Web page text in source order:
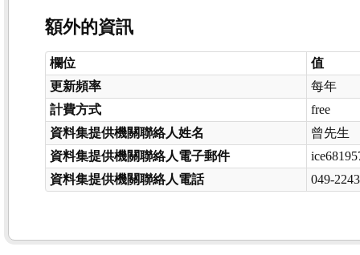
額外的資訊
欄位
值
更新頻率
每年
計費方式
free
資料集提供機關聯絡人姓名
曾先生
資料集提供機關聯絡人電子郵件
資料集提供機關聯絡人電話
049-